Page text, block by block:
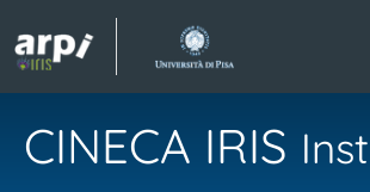
CINECA IRIS